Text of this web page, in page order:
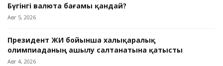
Бүгінгі валюта бағамы қандай?
Авг 5, 2026
Президент ЖИ бойынша халықаралық
олимпиаданың ашылу салтанатына қатысты
Авг 4, 2026